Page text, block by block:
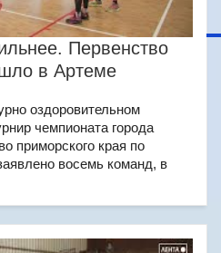
Первенство
в Артеме
оздоровительном
чемпионата города
приморского края по
восемь команд, в